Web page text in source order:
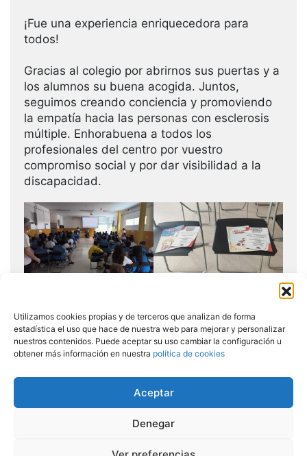
Utilizamos cookies propias y de terceros que analizan de forma
estadística el uso que hace de nuestra web para mejorar y personalizar
nuestros contenidos. Puede aceptar su uso cambiar la configuración u
obtener más información en nuestra política de cookies
Aceptar
Denegar
¡Fue una experiencia enriquecedora para
todos!
Gracias al colegio por abrirnos sus puertas y a
los alumnos su buena acogida. Juntos,
seguimos creando conciencia y promoviendo
la empatía hacia las personas con esclerosis
múltiple. Enhorabuena a todos los
profesionales del centro por vuestro
compromiso social y por dar visibilidad a la
discapacidad.
Copyright © 2026 Todos los derechos reservados